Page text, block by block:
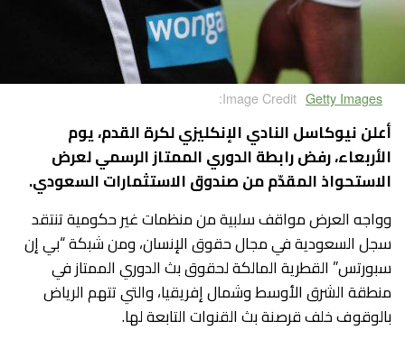
Image Credit: Getty Images
أعلن نيوكاسل النادي الإنكليزي لكرة القدم، يوم
الأربعاء، رفض رابطة الدوري الممتاز الرسمي لعرض
الاستحواذ المقدّم من صندوق الاستثمارات السعودي.
وواجه العرض مواقف سلبية من منظمات غير حكومية تنتقد
سجل السعودية في مجال حقوق الإنسان، ومن شبكة “بي إن
سبورتس” القطرية المالكة لحقوق بث الدوري الممتاز في
منطقة الشرق الأوسط وشمال إفريقيا، والتي تتهم الرياض
بالوقوف خلف قرصنة بث القنوات التابعة لها.